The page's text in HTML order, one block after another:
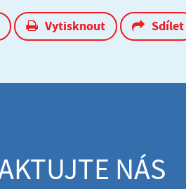
Vytisknout Sdílet
NÁS